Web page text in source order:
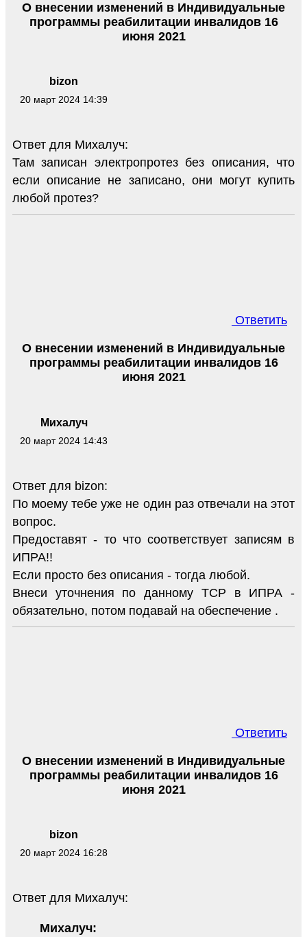
bizon
20 март 2024 14:39
О внесении изменений в Индивидуальные
программы реабилитации инвалидов 16
июня 2021
Ответ для Михалуч:
Там записан электропротез без описания, что
если описание не записано, они могут купить
любой протез?
Ответить
Михалуч
20 март 2024 14:43
О внесении изменений в Индивидуальные
программы реабилитации инвалидов 16
июня 2021
Ответ для bizon:
По моему тебе уже не один раз отвечали на этот
вопрос.
Предоставят - то что соответствует записям в
ИПРА!!
Если просто без описания - тогда любой.
Внеси уточнения по данному ТСР в ИПРА -
обязательно, потом подавай на обеспечение .
Ответить
bizon
20 март 2024 16:28
О внесении изменений в Индивидуальные
программы реабилитации инвалидов 16
июня 2021
Ответ для Михалуч:
Михалуч: